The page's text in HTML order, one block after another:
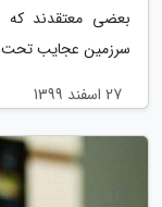
بعضی معتقدند که
سرزمین عجایب تحت
27 اسفند 1399